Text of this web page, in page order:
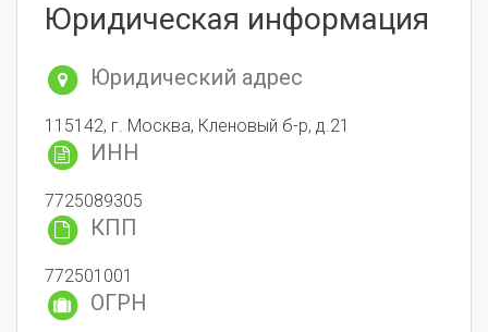
Юридическая информация
Юридический адрес
115142, г. Москва, Кленовый б-р, д.21
ИНН
7725089305
КПП
772501001
ОГРН